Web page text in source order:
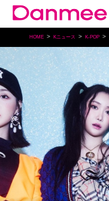
HOME Kニュース K-POP